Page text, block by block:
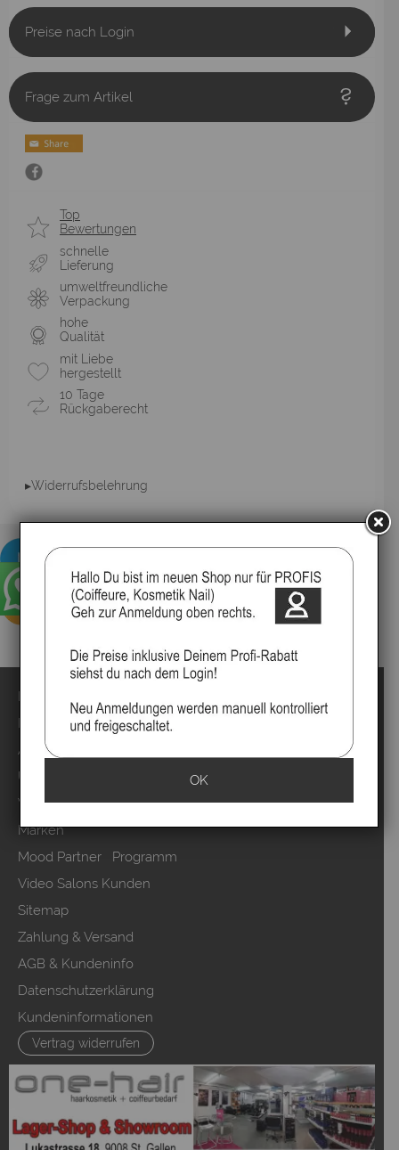
Preise nach Login
Frage zum Artikel
Top
Bewertungen
schnelle
Lieferung
umweltfreundliche
Verpackung
hohe
Qualität
mit Liebe
hergestellt
10 Tage
Rückgaberecht
▸Widerrufsbelehrung
Impressum
Kontakt
Anmelden
Über uns
Video`s
Marken
Mood Partner Programm
Video Salons Kunden
Sitemap
Zahlung & Versand
AGB & Kundeninfo
Datenschutzerklärung
Kundeninformationen
Vertrag widerrufen
OK